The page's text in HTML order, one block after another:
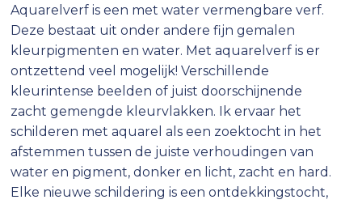
€2.00
Aquarelverf is een met water vermengbare verf.
Deze bestaat uit onder andere fijn gemalen
kleurpigmenten en water. Met aquarelverf is er
ontzettend veel mogelijk! Verschillende
kleurintense beelden of juist doorschijnende
zacht gemengde kleurvlakken. Ik ervaar het
schilderen met aquarel als een zoektocht in het
afstemmen tussen de juiste verhoudingen van
water en pigment, donker en licht, zacht en hard.
Elke nieuwe schildering is een ontdekkingstocht,